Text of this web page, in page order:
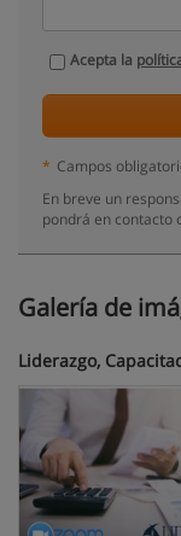
Acepta la
* Campos
En breve un
pondrá en contacto
Galería de
Liderazgo,